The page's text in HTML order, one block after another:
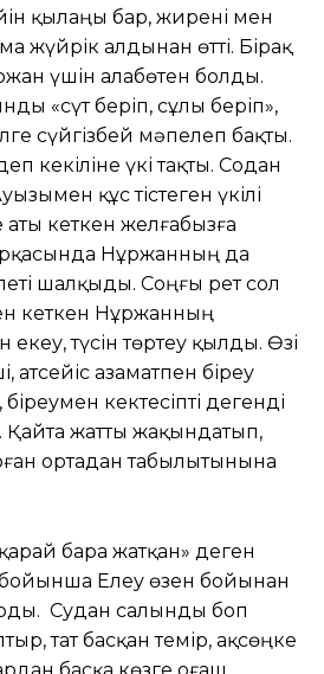
қылаңы бар, жирені мен
жүйрік алдынан өтті. Бірақ
үшін алабөтен болды.
«сүт беріп, сұлы беріп»,
сүйгізбей мәпелеп бақты.
кекіліне үкі тақты. Содан
құс тістеген үкілі
аты кеткен желғабызға
Нұржанның да
шалқыды. Соңғы рет сол
кеткен Нұржанның
екеу, түсін төртеу қылды. Өзі
атсейіс азаматпен біреу
кектесіпті дегенді
Қайта жатты жақындатып,
ортадан табылытынына
бара жатқан» деген
Елеу өзен бойынан
Судан салынды боп
тат басқан темір, ақсөңке
басқа көзге оғаш